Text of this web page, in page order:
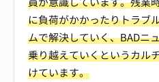
に負荷がかかったりトラブ
ムで解決していく、BADニ
乗り越えていくというカル
けています。